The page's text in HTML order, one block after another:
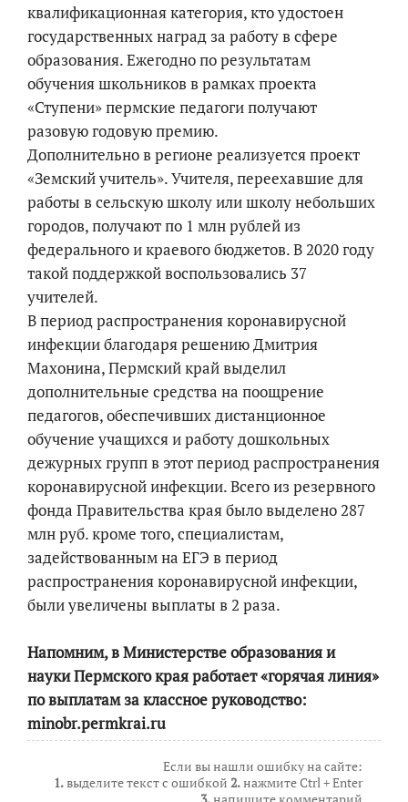
квалификационная категория, кто удостоен
государственных наград за работу в сфере
образования. Ежегодно по результатам
обучения школьников в рамках проекта
«Ступени» пермские педагоги получают
разовую годовую премию.
Дополнительно в регионе реализуется проект
«Земский учитель». Учителя, переехавшие для
работы в сельскую школу или школу небольших
городов, получают по 1 млн рублей из
федерального и краевого бюджетов. В 2020 году
такой поддержкой воспользовались 37
учителей.
В период распространения коронавирусной
инфекции благодаря решению Дмитрия
Махонина, Пермский край выделил
дополнительные средства на поощрение
педагогов, обеспечивших дистанционное
обучение учащихся и работу дошкольных
дежурных групп в этот период распространения
коронавирусной инфекции. Всего из резервного
фонда Правительства края было выделено 287
млн руб. кроме того, специалистам,
задействованным на ЕГЭ в период
распространения коронавирусной инфекции,
были увеличены выплаты в 2 раза.
Напомним, в Министерстве образования и
науки Пермского края работает «горячая линия»
по выплатам за классное руководство:
minobr.permkrai.ru
Если вы нашли ошибку на сайте:
1.выделите текст с ошибкой 2.нажмите Ctrl + Enter